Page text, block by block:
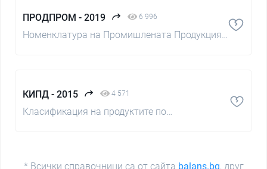
ПРОДПРОМ - 2019 6 996
Номенклатура на Промишлената Продукция
КИПД - 2015 4 571
Класификация на продуктите по
* Всички справочници са от сайта balans.bg, друг